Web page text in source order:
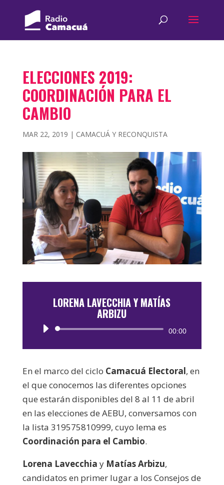
ELECCIONES 2019:
COORDINACIÓN PARA EL
CAMBIO
MAR 22, 2019 | CAMACUÁ Y RECONQUISTA
LORENA LAVECCHIA Y MATÍAS
ARBIZU
Reproductor
00:00
En el marco del ciclo Camacuá Electoral, en
el que conocemos las diferentes opciones
que estarán disponibles del 8 al 11 de abril
en las elecciones de AEBU, conversamos con
la lista 319575810999, cuyo lema es
Coordinación para el Cambio.
Lorena Lavecchia y Matías Arbizu,
candidatos en primer lugar a los Consejos de